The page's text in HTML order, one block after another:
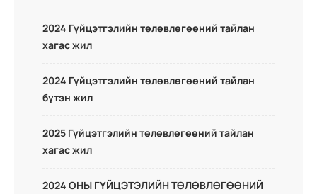
2024 Гүйцэтгэлийн төлөвлөгөөний тайлан
хагас жил
2024 Гүйцэтгэлийн төлөвлөгөөний тайлан
бүтэн жил
2025 Гүйцэтгэлийн төлөвлөгөөний тайлан
хагас жил
2024 ОНЫ ГҮЙЦЭТЭЛИЙН ТӨЛӨВЛӨГӨӨНИЙ